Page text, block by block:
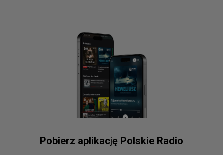
Pobierz aplikację Polskie Radio